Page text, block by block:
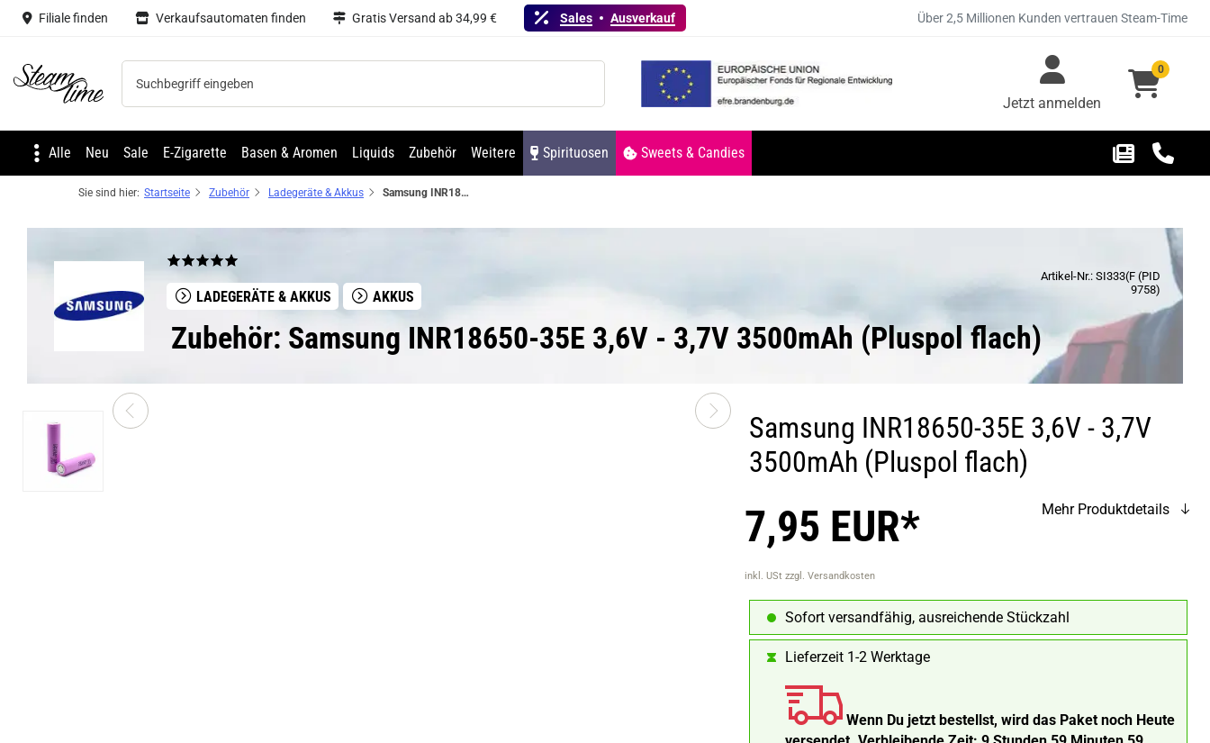
Filiale finden Verkaufsautomaten finden Gratis Versand ab 34,99 € Sales Ausverkauf Über 2,5 Millionen Kunden vertrauen Steam-Time
Steam time Jetzt anmelden
0
Alle Neu Sale E-Zigarette Basen & Aromen Liquids Zubehör Weitere Spirituosen Sweets & Candies
Sie sind hier: Startseite Zubehör Ladegeräte & Akkus Samsung INR18650-35E 3,6V - 3,7V 3500mAh (Pluspol flach)
LADEGERÄTE & AKKUS AKKUS
Artikel-Nr.: SI333(F (PID
9758)
Zubehör: Samsung INR18650-35E 3,6V - 3,7V 3500mAh (Pluspol flach)
Samsung INR18650-35E 3,6V - 3,7V
3500mAh (Pluspol flach)
7,95 EUR*
inkl. USt zzgl. Versandkosten
Mehr Produktdetails
Sofort versandfähig, ausreichende Stückzahl
Lieferzeit 1-2 Werktage
Wenn Du jetzt bestellst, wird das Paket noch Heute